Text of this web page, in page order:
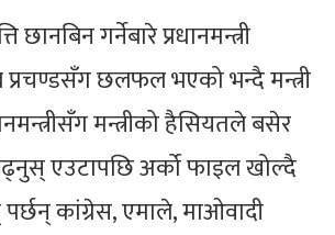
गर्नेबारे प्रधानमन्त्री
छलफल भएको भन्दै मन्त्री
मन्त्रीको हैसियतले बसेर
एउटापछि अर्को फाइल खोल्दै
कांग्रेस, एमाले, माओवादी